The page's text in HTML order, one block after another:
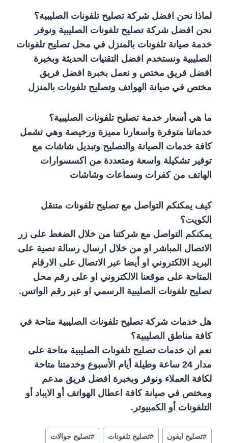
لماذا نحن افضل شركة تصليح تلفونات الصليبية؟
نحن افضل شركة تصليح تلفونات الصليبية ونوفر
خدمة صيانة تلفونات بالمنزل في محل تصليح تلفونات
الصليبية ونستخدم افضل التقنيات الحديثة وبخبرة
افضل فريق مختص و نعمل بخبرة افضل فريق
مختص في صيانة الهواتف وتصليح تلفونات بالمنزل
ما هي أسعار خدمة تصليح تلفونات الصليبية؟
خدماتنا متوفرة واسعارنا مميزة ورخيصة وهي تشمل
كافة خدمات الصيانة والتصليح وتبديل شاشات مع
توفير تشكيلة واسعة ومتعددة من اكسسوارات
الهاتف من كفرات وسماعات وشاشات
كيف يمكنكم التواصل مع تصليح تلفونات متنقل
الكويت؟
يمكنكم التواصل مع شركتنا من خلال الضغط على زر
الاتصال المباشر او من خلال ارسال رسالة نصية على
البريد الالكتروني او أيضا عبر الاتصال على الارقام
المتاحة على موقعنا الالكتروني او على رقم محل
تصليح تلفونات الصليبية الرسمي او عبر رقم الواتس.
هل خدمات شركة تصليح تلفونات الصليبية متاحة في
كافة مناطق الصليبية؟
نعم ان خدمات تصليح تلفونات الصليبية متاحة على
مدار 24 ساعة وطيلة أيام الأسبوع وخدمتنا متاحة
لكافة العملاء ونوفر وبخبرة افضل فريق مدعم
ومختص في صيانة كافة اعطال الهواتف أو الايباد أو
التلفونات أو الكمبيوتر.
#تصليح ايفون #تصليح تلفونات #تصليح جوالات